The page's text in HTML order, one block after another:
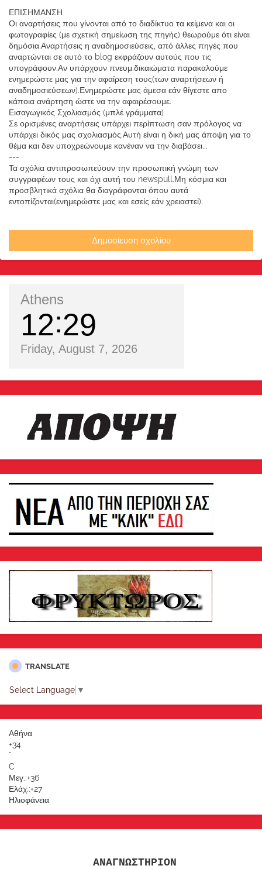
ΕΠΙΣΗΜΑΝΣΗ
Οι αναρτήσεις που γίνονται από το διαδίκτυο τα κείμενα και οι
φωτογραφίες (με σχετική σημείωση της πηγής) θεωρούμε ότι είναι
δημόσια.Αναρτήσεις η αναδημοσιεύσεις, από άλλες πηγές που
αναρτώνται σε αυτό το blog εκφράζουν αυτούς που τις
υπογράφουν.Αν υπάρχουν πνευμ.δικαιώματα παρακαλούμε
ενημερώστε μας για την αφαίρεση τους(των αναρτήσεων ή
αναδημοσιεύσεων).Ενημερώστε μας άμεσα εάν θίγεστε απο
κάποια ανάρτηση ώστε να την αφαιρέσουμε.
Εισαγωγικός Σχολιασμός (μπλέ γράμματα)
Σε ορισμένες αναρτήσεις υπάρχει περίπτωση σαν πρόλογος να
υπάρχει δικός μας σχολιασμός.Αυτή είναι η δική μας άποψη για το
θέμα και δεν υποχρεώνουμε κανέναν να την διαβάσει...
---
Τα σχόλια αντιπροσωπεύουν την προσωπική γνώμη των
συγγραφέων τους και όχι αυτή του newspull.Μη κόσμια και
προσβλητικά σχόλια θα διαγράφονται όπου αυτά
εντοπίζονται(ενημερώστε μας και εσείς εάν χρειαστεί).
Δημοσίευση σχολίου
Athens
12 29
Friday, August 7, 2026
TRANSLATE
Select Language ▼
Αθήνα
+34
°
C
Μεγ.:+36
Ελάχ.:+27
Ηλιοφάνεια
ΑΝΑΓΝΩΣΤΗΡΙΟΝ